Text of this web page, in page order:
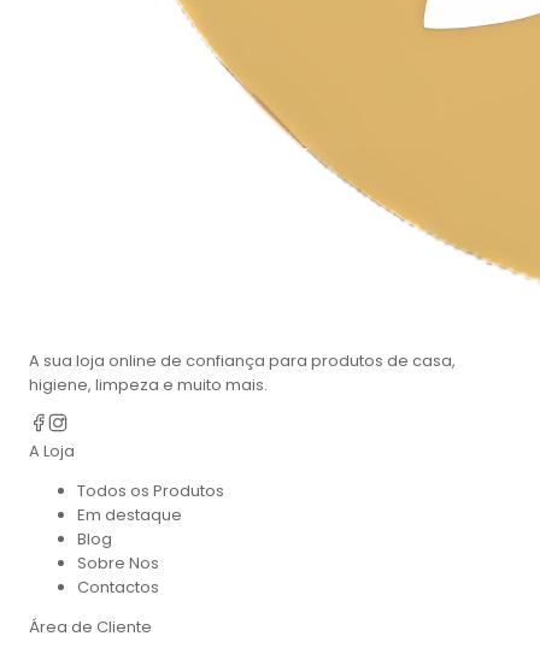
A sua loja online de confiança para produtos de casa,
higiene, limpeza e muito mais.
A Loja
Todos os Produtos
Em destaque
Blog
Sobre Nos
Contactos
Área de Cliente